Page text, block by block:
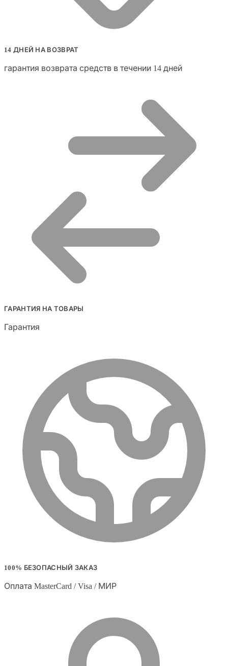
14 ДНЕЙ НА ВОЗВРАТ
гарантия возврата средств в течении 14 дней
ГАРАНТИЯ НА ТОВАРЫ
Гарантия
100% БЕЗОПАСНЫЙ ЗАКАЗ
Оплата MasterCard / Visa / МИР